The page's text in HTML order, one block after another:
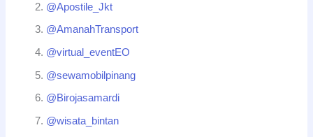
@Apostile_Jkt
@AmanahTransport
@virtual_eventEO
@sewamobilpinang
@Birojasamardi
@wisata_bintan